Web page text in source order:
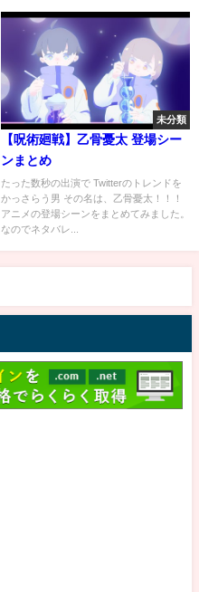
未分類
【呪術廻戦】乙骨憂太 登場シー
ンまとめ
たった数秒の出演で Twitterのトレンドを
かっさらう男 その名は、乙骨憂太！！！
アニメの登場シーンをまとめてみました。
なのでネタバレ...